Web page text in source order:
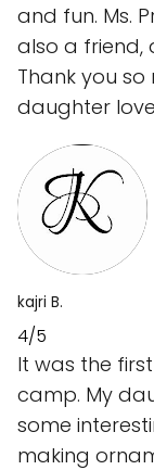
and fun. Ms.
also a friend,
Thank you
daughter
kajri B.
4/5
It was the
camp. My
some
making